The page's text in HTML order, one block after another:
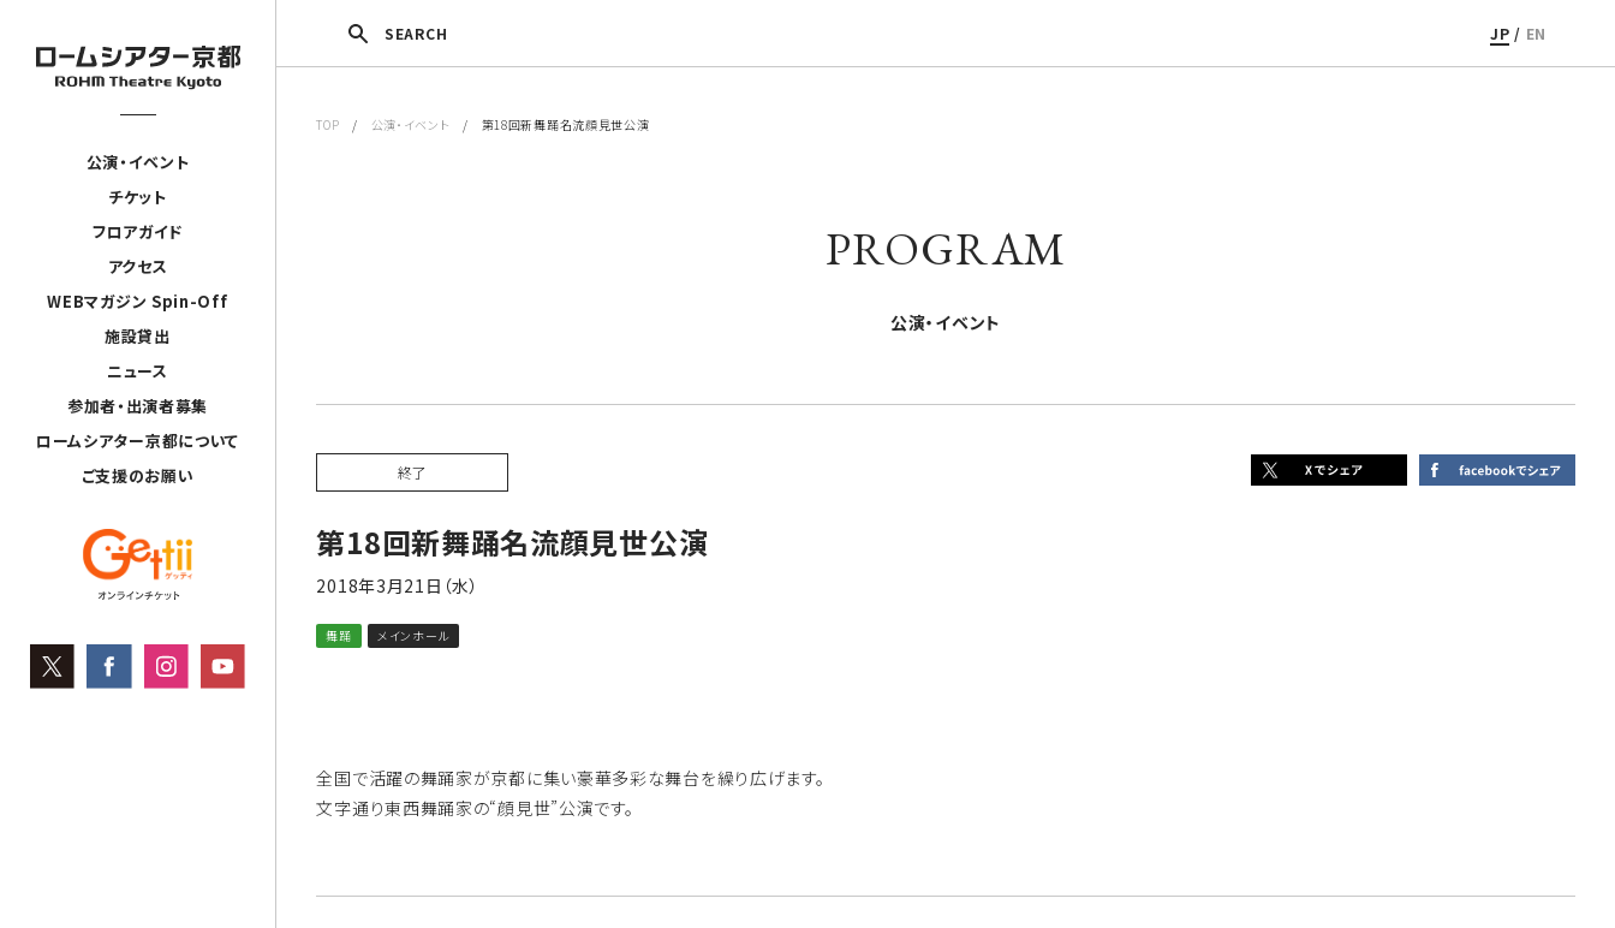
公演・イベント
チケット
フロアガイド
アクセス
WEBマガジン Spin-Off
施設貸出
ニュース
参加者・出演者募集
ロームシアター京都について
ご支援のお願い
SEARCH JP / EN
TOP / 公演・イベント / 第18回新舞踊名流顔見世公演
PROGRAM
公演・イベント
終了
第18回新舞踊名流顔見世公演
2018年3月21日（水）
舞踊 メインホール
全国で活躍の舞踊家が京都に集い豪華多彩な舞台を繰り広げます。
文字通り東西舞踊家の“顔見世”公演です。